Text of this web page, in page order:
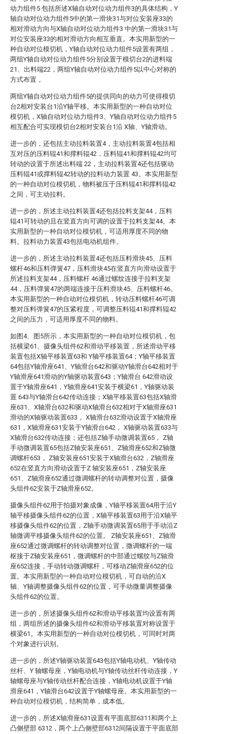
动力组件5 包括所述X轴自动对位动力组件3的具体结构，Y
轴自动对位动力组件5中的第一滑块31与对位安装座33的
相对滑动方向与X轴自动对位动力组件3 中的第一滑块31与
对位安装座33的相对滑动方向相互垂直。本实用新型的一
种自动对位模切机，Y轴自动对位动力组件5设置有两组，
两组Y轴自动对位动力组件5分别设置于模切台2的进料端
21、出料端22，两组Y轴自动对位动力组件5以中心对称的
方式布置，
两组Y轴自动对位动力组件5的提供同向的动力可使得模切
台2相对安装台1沿Y轴平移。本实用新型的一种自动对位
模切机，X轴自动对位动力组件3、Y轴自动对位动力组件5
相互配合可实现模切台2相对安装台1沿 X轴、Y轴滑动。
进一步的，还包括主动拉料装置4，主动拉料装置4包括相
互对压的压料辊41和撑料辊42，压料辊41和撑料辊42均可
转动的设置于所述出料端 22，主动拉料装置4还包括驱动
压料辊41或撑料辊42转动的拉料动力装置 43。本实用新型
的一种自动对位模切机，物料被压于压料辊41和撑料辊42
之间，可主动拉料。
进一步的，所述主动拉料装置4还包括拉料支架44，压料
辊41可转动的且在竖直方向可调的设置于拉料支架44。本
实用新型的一种自动对位模切机，可适用厚度不同的物
料。拉料动力装置43包括电动机组件。
进一步的，所述主动拉料装置4还包括压料滑块45、压料
螺杆46和压料弹簧47，压料滑块45在竖直方向滑动设置于
所述拉料支架44，压料螺杆 46通过螺纹连接于拉料支架
44，压料弹簧47的两端连接于压料滑块45、压料螺杆46。
本实用新型的一种自动对位模切机，转动压料螺杆46可调
整对压料弹簧47的压紧程度，可调整压料辊41和撑料辊42
之间的压力，可适用厚度不同的物料。
如图4、图5所示，本实用新型的一种自动对位模切机，包
括横梁61、摄像头组件62和滑动平移装置，所述滑动平移
装置包括X轴平移装置63和 Y轴平移装置64；Y轴平移装置
64包括Y轴滑座641、Y轴滑台642和驱动Y轴滑台642相对于
Y轴滑座641滑动的Y轴驱动装置643；Y轴滑台 642滑动设
置于Y轴滑座641，Y轴滑座641安装于横梁61，Y轴驱动装
置 643与Y轴滑台642传动连接；X轴平移装置63包括X轴滑
座631、X轴滑台632和驱动X轴滑台632相对于X轴滑座631
滑动的X轴驱动装置633， X轴滑台632滑动设置于X轴滑座
631，X轴滑座631安装于Y轴滑台642， X轴驱动装置633与
X轴滑台632传动连接；还包括Z轴手动微调装置65， Z轴
手动微调装置65包括Z轴安装座651、Z轴滑座652和Z轴微
调螺杆653， Z轴安装座651安装于X轴滑台632，Z轴滑座
652在竖直方向滑动设置于Z 轴安装座651，Z轴安装座
651、Z轴滑座652通过微调螺杆的转动调整对位置，摄像
头组件62安装于Z轴滑座652。
摄像头组件62用于拍摄对象成像，Y轴平移装置64用于沿Y
轴平移摄像头组件62的位置，X轴平移装置63用于沿X轴平
移摄像头组件62的位置，Z轴手动微调装置65用于手动沿Z
轴微调平移摄像头组件62的位置。 Z轴安装座651、Z轴滑
座652通过微调螺杆的转动调整对位置，微调螺杆的一端
枢接于Z轴安装座651，微调螺杆的中部通过螺纹与Z轴滑
座652连接，手动转动微调螺杆，可移动Z轴滑座652的位
置。本实用新型的一种自动对位模切机，可自动的沿X
轴、Y轴调整摄像头组件62的位置，可手动微量调整摄像
头组件62的位置。
进一步的，所述摄像头组件62和滑动平移装置均设置有两
组，两组所述的摄像头组件62和滑动平移装置对称设置于
横梁61。本实用新型的一种自动对位模切机，可同时对两
个对象进行识别。
进一步的，所述Y轴驱动装置643包括Y轴电动机、Y轴传动
丝杆、Y 轴螺母座，Y轴电动机与Y轴传动丝杆传动连接，Y
轴螺母座与Y轴传动丝杆配合连接，Y轴电动机设置于Y轴
滑座641，Y轴滑台642设置于Y轴螺母座。本实用新型的一
种自动对位模切机，结构简单，成本低。
进一步的，所述X轴滑座631设置有平面底部6311和两个上
凸侧壁部 6312，两个上凸侧壁部6312间隔设置于平面底部